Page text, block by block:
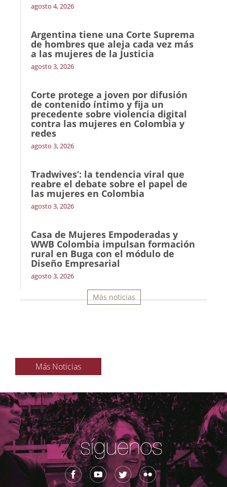
agosto 4, 2026
Argentina tiene una Corte Suprema
de hombres que aleja cada vez más
a las mujeres de la Justicia
agosto 3, 2026
Corte protege a joven por difusión
de contenido íntimo y fija un
precedente sobre violencia digital
contra las mujeres en Colombia y
redes
agosto 3, 2026
Tradwives’: la tendencia viral que
reabre el debate sobre el papel de
las mujeres en Colombia
agosto 3, 2026
Casa de Mujeres Empoderadas y
WWB Colombia impulsan formación
rural en Buga con el módulo de
Diseño Empresarial
agosto 3, 2026
Más noticias
Más Noticias